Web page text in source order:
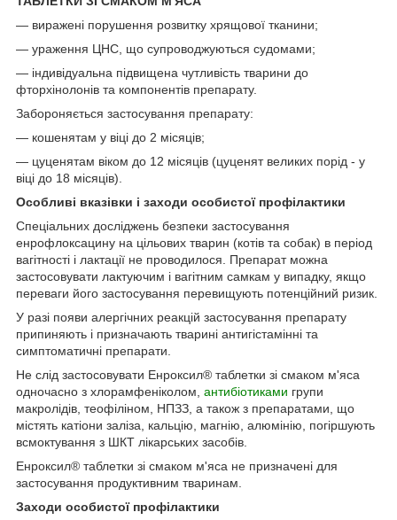
— виражені порушення розвитку хрящової тканини;
— ураження ЦНС, що супроводжуються судомами;
— індивідуальна підвищена чутливість тварини до
фторхінолонів та компонентів препарату.
Забороняється застосування препарату:
— кошенятам у віці до 2 місяців;
— цуценятам віком до 12 місяців (цуценят великих порід - у
віці до 18 місяців).
Особливі вказівки і заходи особистої профілактики
Спеціальних досліджень безпеки застосування
енрофлоксацину на цільових тварин (котів та собак) в період
вагітності і лактації не проводилося. Препарат можна
застосовувати лактуючим і вагітним самкам у випадку, якщо
переваги його застосування перевищують потенційний ризик.
У разі появи алергічних реакцій застосування препарату
припиняють і призначають тварині антигістамінні та
симптоматичні препарати.
Не слід застосовувати Енроксил® таблетки зі смаком м'яса
одночасно з хлорамфеніколом, антибіотиками групи
макролідів, теофіліном, НПЗЗ, а також з препаратами, що
містять катіони заліза, кальцію, магнію, алюмінію, погіршують
всмоктування з ШКТ лікарських засобів.
Енроксил® таблетки зі смаком м'яса не призначені для
застосування продуктивним тваринам.
Заходи особистої профілактики